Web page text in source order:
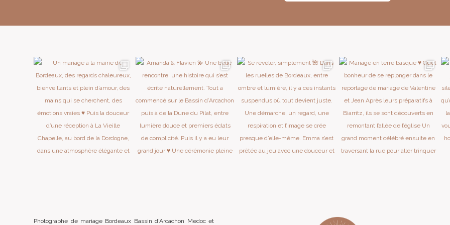
Photographe de mariage Bordeaux Bassin d'Arcachon Medoc et